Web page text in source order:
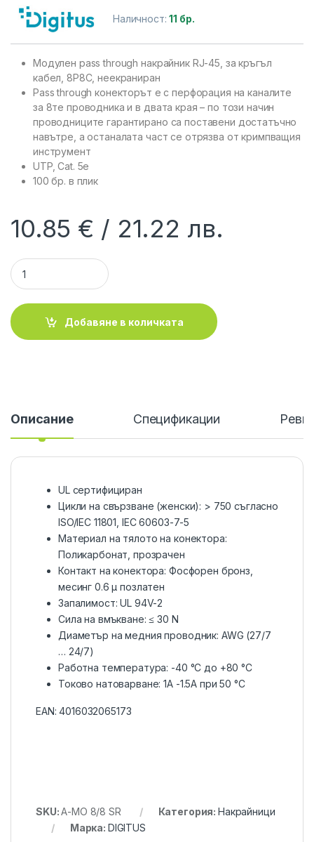
Наличност:11 бр.
Модулен pass through накрайник RJ-45, за кръгъл
кабел, 8P8C, неекраниран
Pass through конекторът е с перфорация на каналите
за 8те проводника и в двата края – по този начин
проводниците гарантирано са поставени достатъчно
навътре, а останалата част се отрязва от кримпващия
инструмент
UTP, Cat. 5e
100 бр. в плик
10.85 € 21.22 лв.
DIGITUS A-MO 8/8 SR :: Накрайник RJ-45, за кръгъл
Добавяне в количката
Описание Спецификации
UL сертифициран
Цикли на свързване (женски): > 750 съгласно
ISO/IEC 11801, IEC 60603-7-5
Материал на тялото на конектора:
Поликарбонат, прозрачен
Контакт на конектора: Фосфорен бронз,
месинг 0.6 μ позлатен
Запалимост: UL 94V-2
Сила на вмъкване: ≤ 30 N
Диаметър на медния проводник: AWG (27/7
… 24/7)
Работна температура: -40 °C до +80 °C
Токово натоварване: 1A -1.5A при 50 °C
EAN: 4016032065173
SKU:A-MO 8/8 SR Категория: Накрайници
Марка: DIGITUS